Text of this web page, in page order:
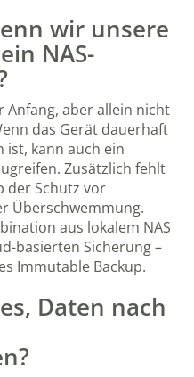
wir unsere
NAS-
Anfang, aber allein nicht
das Gerät dauerhaft
ist, kann auch ein
Zusätzlich fehlt
der Schutz vor
Überschwemmung.
aus lokalem NAS
basierten Sicherung –
Immutable Backup.
Daten nach